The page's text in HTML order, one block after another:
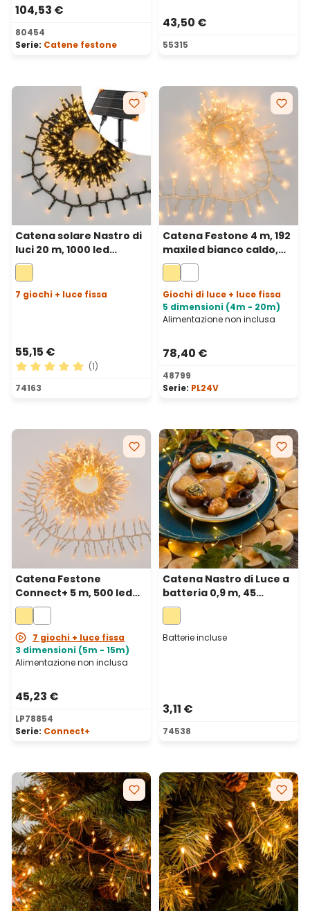
104,53 €
80454
Serie: Catene festone
43,50 €
55315
Catena solare Nastro di
luci 20 m, 1000 led
bianco caldo, Power
Bank con ricarica USB
7 giochi + luce fissa
55,15 €
Valutazione media di 5 su 5 stelle
(1)
74163
Catena Festone 4 m, 192
maxiled bianco caldo,
cavo trasparente,
prolungabile
Giochi di luce + luce fissa
5 dimensioni (4m - 20m)
Alimentazione non inclusa
78,40 €
48799
Serie: PL24V
Catena Festone
Connect+ 5 m, 500 led
bianco caldo, cavo
trasparente,
prolungabile
7 giochi + luce fissa
3 dimensioni (5m - 15m)
Alimentazione non inclusa
45,23 €
LP78854
Serie: Connect+
Catena Nastro di Luce a
batteria 0,9 m, 45
microled bianco caldo,
cavo metal argento
Batterie incluse
3,11 €
74538